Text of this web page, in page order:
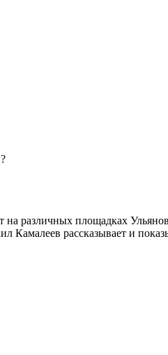
различных площадках
рассказывает и